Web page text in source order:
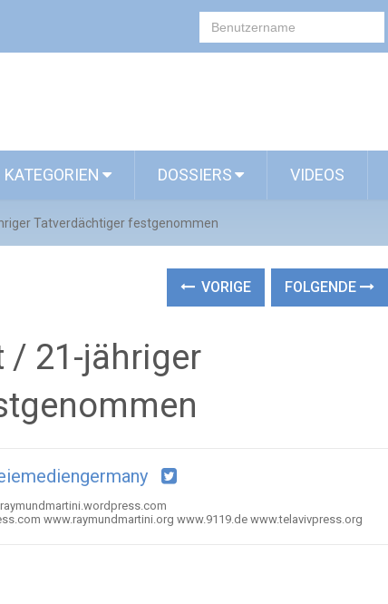
KATEGORIEN DOSSIERS VIDEOS
Tatverdächtiger festgenommen
VORIGE FOLGENDE
/ 21-jähriger
www.raymundmartini.org www.9119.de www.telavivpress.org